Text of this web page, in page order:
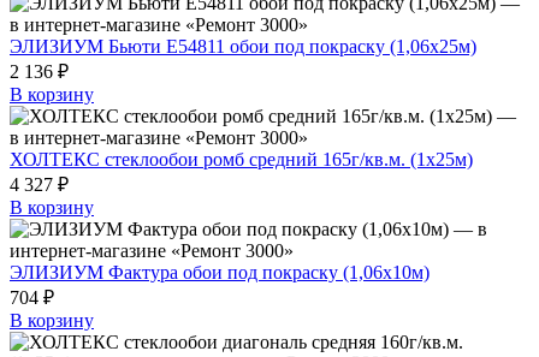
ЭЛИЗИУМ Бьюти Е54811 обои под покраску (1,06х25м)
2 136 ₽
В корзину
ХОЛТЕКС стеклообои ромб средний 165г/кв.м. (1х25м)
4 327 ₽
В корзину
ЭЛИЗИУМ Фактура обои под покраску (1,06х10м)
704 ₽
В корзину